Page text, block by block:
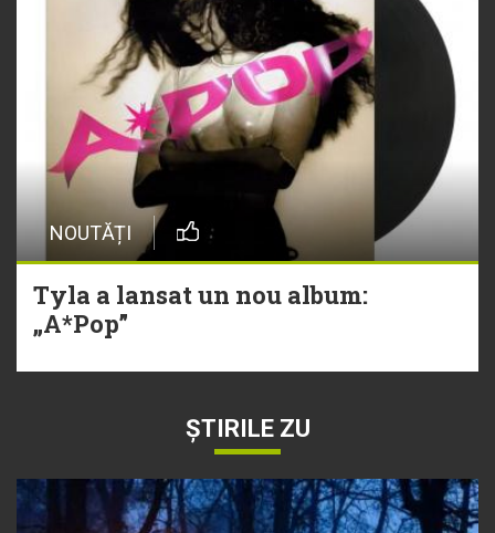
NOUTĂȚI
Tyla a lansat un nou album:
„A*Pop”
ȘTIRILE ZU